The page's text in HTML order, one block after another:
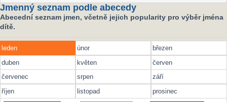
Jmenný seznam podle abecedy
Abecední seznam jmen, včetně jejich popularity pro výběr jména
dítě.
leden únor
březen
duben
květen
červen
červenec
srpen
září
říjen
listopad prosinec